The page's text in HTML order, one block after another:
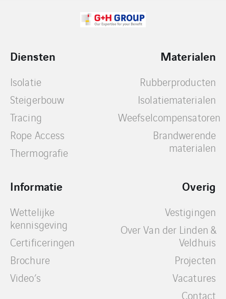
Diensten
Isolatie
Steigerbouw
Tracing
Rope Access
Thermografie
Materialen
Rubberproducten
Isolatiematerialen
Weefselcompensatoren
Brandwerende
materialen
Informatie
Wettelijke
kennisgeving
Certificeringen
Brochure
Video’s
Overig
Vestigingen
Over Van der Linden &
Veldhuis
Projecten
Vacatures
Contact